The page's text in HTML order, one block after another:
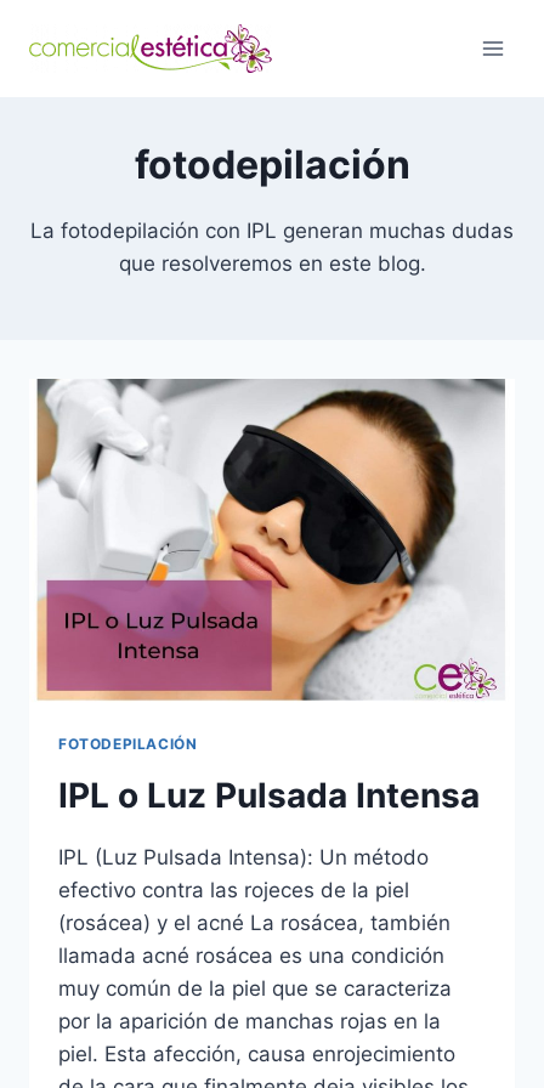
fotodepilación
La fotodepilación con IPL generan muchas dudas
que resolveremos en este blog.
FOTODEPILACIÓN
IPL o Luz Pulsada Intensa
IPL (Luz Pulsada Intensa): Un método
efectivo contra las rojeces de la piel
(rosácea) y el acné La rosácea, también
llamada acné rosácea es una condición
muy común de la piel que se caracteriza
por la aparición de manchas rojas en la
piel. Esta afección, causa enrojecimiento